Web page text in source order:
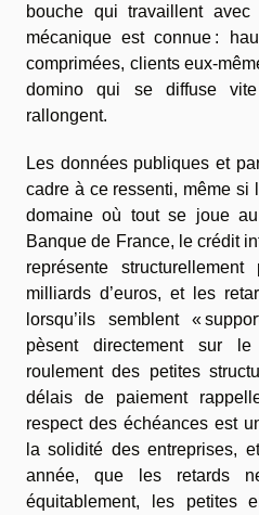
bouche qui travaillent avec
mécanique est connue :
comprimées, clients eux-
domino qui se diffuse
rallongent.
Les données publiques et
cadre à ce ressenti, même si
domaine où tout se joue
Banque de France, le crédit
représente
milliards d’euros, et les
lorsqu’ils semblent «
pèsent directement sur
roulement des petites
délais de paiement
respect des échéances est
la solidité des entreprises,
année, que les retards
équitablement, les petites